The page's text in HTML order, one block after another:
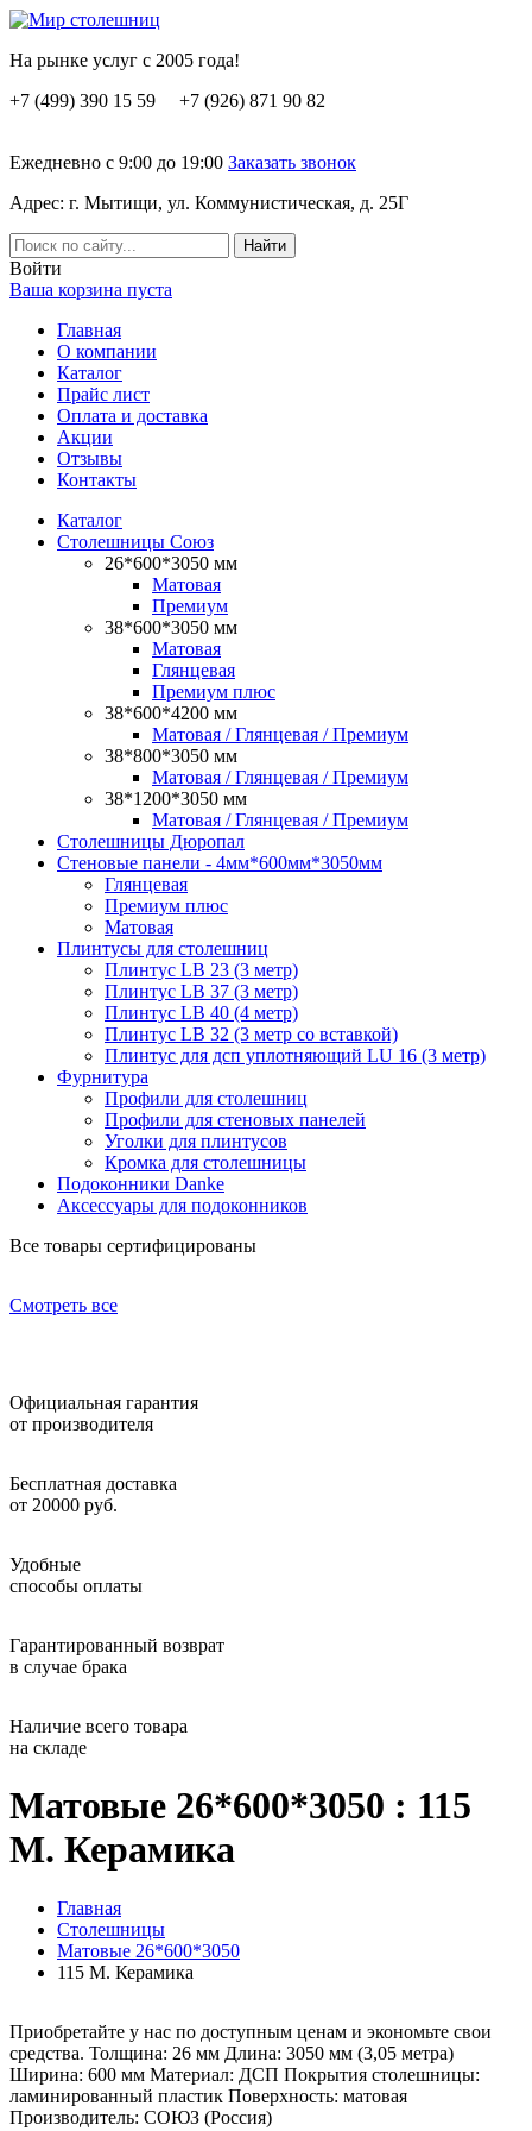
На рынке услуг с 2005 года!
+7 (499) 390 15 59 +7 (926) 871 90 82
Ежедневно с 9:00 до 19:00 Заказать звонок
Адрес: г. Мытищи, ул. Коммунистическая, д. 25Г
Вoйти
Ваша корзина пуста
Главная
О компании
Каталог
Прайс лист
Оплата и доставка
Акции
Отзывы
Контакты
Каталог
Столешницы Союз
26*600*3050 мм
Матовая
Премиум
38*600*3050 мм
Матовая
Глянцевая
Премиум плюс
38*600*4200 мм
Матовая / Глянцевая / Премиум
38*800*3050 мм
Матовая / Глянцевая / Премиум
38*1200*3050 мм
Матовая / Глянцевая / Премиум
Столешницы Дюропал
Стеновые панели - 4мм*600мм*3050мм
Глянцевая
Премиум плюс
Матовая
Плинтусы для столешниц
Плинтус LB 23 (3 метр)
Плинтус LB 37 (3 метр)
Плинтус LB 40 (4 метр)
Плинтус LB 32 (3 метр со вставкой)
Плинтус для дсп уплотняющий LU 16 (3 метр)
Фурнитура
Профили для столешниц
Профили для стеновых панелей
Уголки для плинтусов
Кромка для столешницы
Подоконники Danke
Аксессуары для подоконников
Все товары сертифицированы
Смотреть все
Официальная гарантия
от производителя
Бесплатная доставка
от 20000 руб.
Удобные
способы оплаты
Гарантированный возврат
в случае брака
Наличие всего товара
на складе
Матовые 26*600*3050 : 115
М. Керамика
Главная
Столешницы
Матовые 26*600*3050
115 М. Керамика
Приобретайте у нас по доступным ценам и экономьте свои
средства. Толщина: 26 мм Длина: 3050 мм (3,05 метра)
Ширина: 600 мм Материал: ДСП Покрытия столешницы:
ламинированный пластик Поверхность: матовая
Производитель: СОЮЗ (Россия)